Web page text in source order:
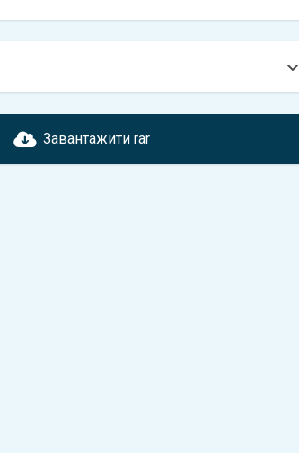
з характеристиками Ford Pick-Ups, що
якщо рік випуску або комплектація
Завантажити rar